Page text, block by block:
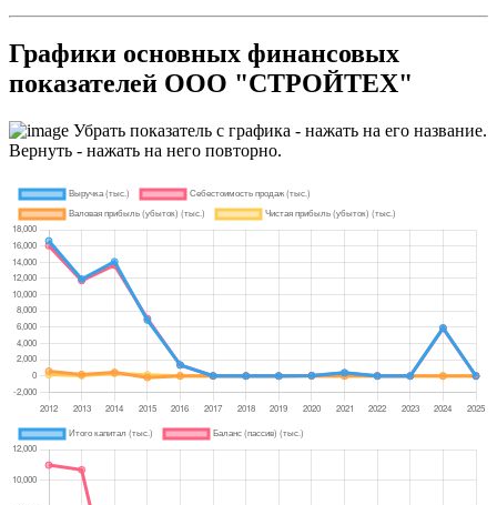
Графики основных финансовых
показателей ООО "СТРОЙТЕХ"
Убрать показатель с графика - нажать на его название.
Вернуть - нажать на него повторно.